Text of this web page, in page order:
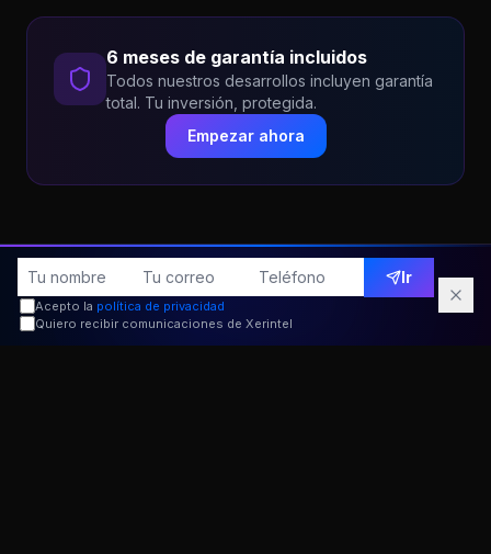
6 meses de garantía incluidos
Todos nuestros desarrollos incluyen garantía
total. Tu inversión, protegida.
Empezar ahora
Consiguela en dos
semanas.Ahorra hasta un
Ir
Acepto la política de privacidad
Quiero recibir comunicaciones de Xerintel